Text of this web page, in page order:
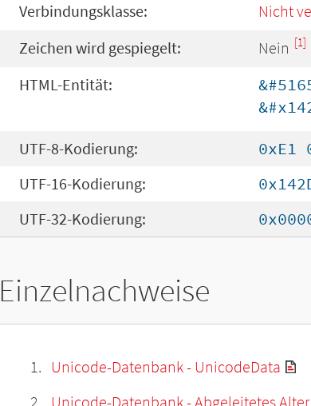
Verbindungsklasse: Nicht
Zeichen wird gespiegelt: Nein [1]
HTML-Entität:
UTF-8-Kodierung:
0xE1
UTF-16-Kodierung:
UTF-32-Kodierung:
Einzelnachweise
Unicode-Datenbank - UnicodeData
Unicode-Datenbank - Abgeleitetes Alter